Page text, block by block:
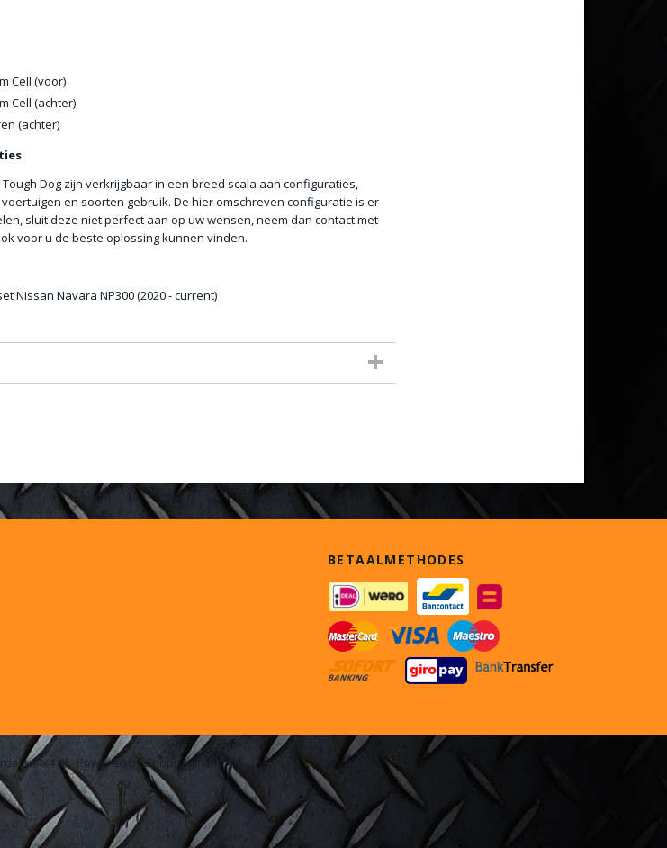
Cell (voor)
Cell (achter)
(achter)
Dog zijn verkrijgbaar in een breed scala aan configuraties,
en soorten gebruik. De hier omschreven configuratie is er
sluit deze niet perfect aan op uw wensen, neem dan contact met
voor u de beste oplossing kunnen vinden.
Nissan Navara NP300 (2020 - current)
BETAALMETHODES
- Powered by Shoppagina.nl